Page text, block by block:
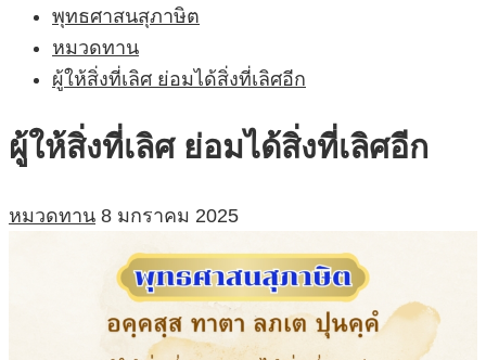
พุทธศาสนสุภาษิต
หมวดทาน
ผู้ให้สิ่งที่เลิศ ย่อมได้สิ่งที่เลิศอีก
ผู้ให้สิ่งที่เลิศ ย่อมได้สิ่งที่เลิศอีก
หมวดทาน 8 มกราคม 2025